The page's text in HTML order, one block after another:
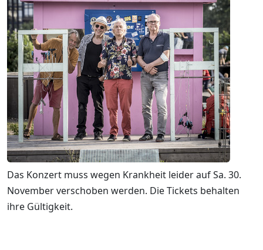
Das Konzert muss wegen Krankheit leider auf Sa. 30.
November verschoben werden. Die Tickets behalten
ihre Gültigkeit.